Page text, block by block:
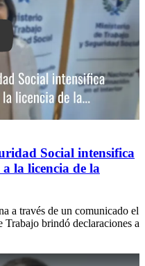
Ministerio de Trabajo y
Social intensifica
la licencia de la
a través de un comunicado el
Trabajo brindó declaraciones a